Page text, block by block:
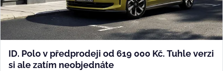
ID. Polo v předprodeji od 619 000 Kč. Tuhle verzi
si ale zatím neobjednáte